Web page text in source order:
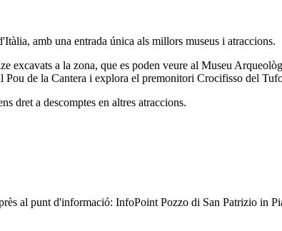
amb una entrada única als millors museus i atraccions.
excavats a la zona, que es poden veure al Museu
Pou de la Cantera i explora el premonitori Crocifisso del
dret a descomptes en altres atraccions.
al punt d'informació: InfoPoint Pozzo di San Patrizio in